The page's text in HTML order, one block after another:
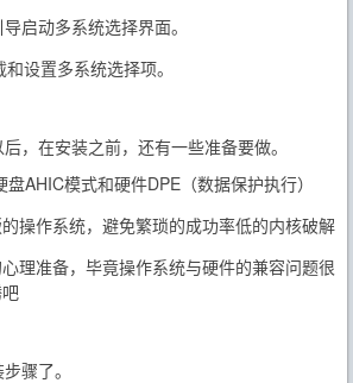
启动多系统选择界面。
设置多系统选择项。
，在安装之前，还有一些准备要做。
AHIC模式和硬件DPE（数据保护执行）
操作系统，避免繁琐的成功率低的内核破解
理准备，毕竟操作系统与硬件的兼容问题很
骤了。